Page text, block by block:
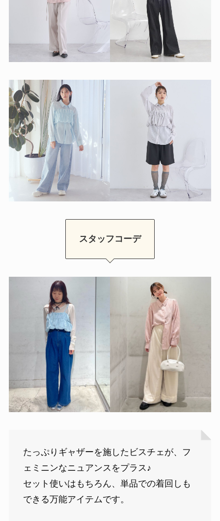
スタッフコーデ
たっぷりギャザーを施したビスチェが、フ
ェミニンなニュアンスをプラス♪
セット使いはもちろん、単品での着回しも
できる万能アイテムです。